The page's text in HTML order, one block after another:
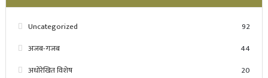
Uncategorized
92
अजब-गजब
44
अधोरेखित विशेष
20